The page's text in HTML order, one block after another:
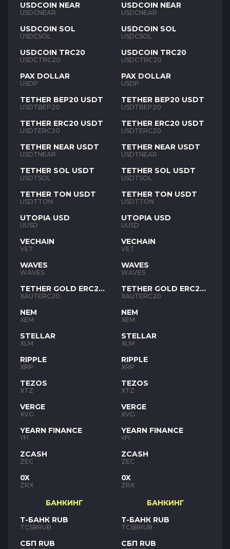
USDCOIN NEAR
USDCNEAR
USDCOIN SOL
USDCSOL
USDCOIN TRC20
USDCTRC20
PAX DOLLAR
USDP
TETHER BEP20 USDT
USDTBEP20
TETHER ERC20 USDT
USDTERC20
TETHER NEAR USDT
USDTNEAR
TETHER SOL USDT
USDTSOL
TETHER TON USDT
USDTTON
UTOPIA USD
UUSD
VECHAIN
VET
WAVES
WAVES
TETHER GOLD ERC20
XAUT
XAUTERC20
NEM
XEM
STELLAR
XLM
RIPPLE
XRP
TEZOS
XTZ
VERGE
XVG
YEARN FINANCE
YFI
ZCASH
ZEC
0X
ZRX
БАНКИНГ
Т-БАНК RUB
TCSBRUB
СБП RUB
USDCOIN NEAR
USDCNEAR
USDCOIN SOL
USDCSOL
USDCOIN TRC20
USDCTRC20
PAX DOLLAR
USDP
TETHER BEP20 USDT
USDTBEP20
TETHER ERC20 USDT
USDTERC20
TETHER NEAR USDT
USDTNEAR
TETHER SOL USDT
USDTSOL
TETHER TON USDT
USDTTON
UTOPIA USD
UUSD
VECHAIN
VET
WAVES
WAVES
TETHER GOLD ERC20
XAUT
XAUTERC20
NEM
XEM
STELLAR
XLM
RIPPLE
XRP
TEZOS
XTZ
VERGE
XVG
YEARN FINANCE
YFI
ZCASH
ZEC
0X
ZRX
БАНКИНГ
Т-БАНК RUB
TCSBRUB
СБП RUB